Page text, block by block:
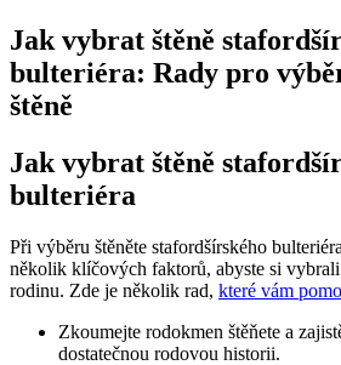
Jak vybrat štěně
bulteriéra: Rady pro
štěně
Jak vybrat štěně
bulteriéra
Při výběru štěněte stafordšírského
několik klíčových faktorů, abyste si vybrali
rodinu. Zde je několik rad, které vám
Zkoumejte rodokmen štěňete a
dostatečnou rodovou historii.